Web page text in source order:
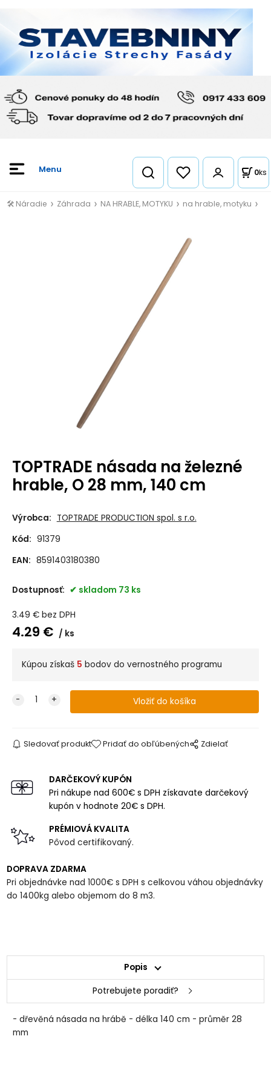
0ks
🛠️ Náradie Záhrada NA HRABLE, MOTYKU na hrable, motyku
TOPTRADE násada na železné
hrable, O 28 mm, 140 cm
Výrobca: TOPTRADE PRODUCTION spol. s r.o.
Kód: 91379
EAN: 8591403180380
Dostupnosť: skladom 73 ks
3.49 € bez DPH
4.29 € ks
Kúpou získaš 5 bodov do vernostného programu
Sledovať produkt Pridať do obľúbených Zdielať
DARČEKOVÝ KUPÓN
Pri nákupe nad 600€ s DPH získavate darčekový
kupón v hodnote 20€ s DPH.
PRÉMIOVÁ KVALITA
Pôvod certifikovaný.
DOPRAVA ZDARMA
Pri objednávke nad 1000€ s DPH s celkovou váhou objednávky
do 1400kg alebo objemom do 8 m3.
Popis
Potrebujete poradiť?
- dřevěná násada na hrábě - délka 140 cm - průměr 28
mm